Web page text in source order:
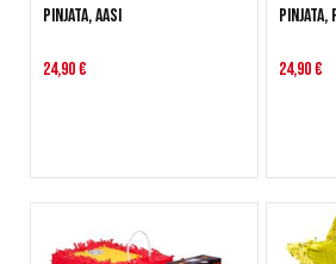
Pinjata, Aasi
24,90 €
Pinjata,
24,90 €